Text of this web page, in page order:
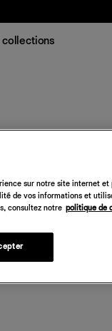
collections
sur notre site internet et
de vos informations et
consultez notre politique de